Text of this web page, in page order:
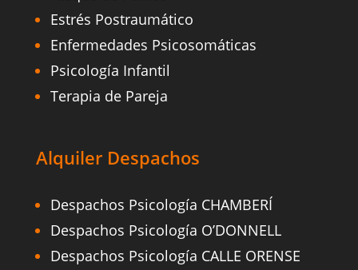
Estrés Postraumático
Enfermedades Psicosomáticas
Psicología Infantil
Terapia de Pareja
Alquiler Despachos
Despachos Psicología CHAMBERÍ
Despachos Psicología O’DONNELL
Despachos Psicología CALLE ORENSE